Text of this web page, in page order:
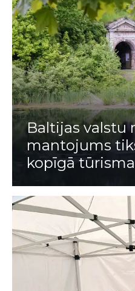
Baltijas valstu
mantojums
kopīgā